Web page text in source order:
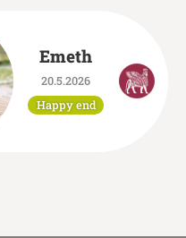
Emeth
20.5.2026
Happy end